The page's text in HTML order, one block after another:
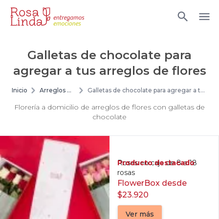
Galletas de chocolate para
agregar a tus arreglos de flores
Inicio
Arreglos de
Galletas de chocolate para agregar a tus
Florería a domicilio de arreglos de flores con galletas de
chocolate
Producto destacado
Rosas en caja de 8 a 18
rosas
FlowerBox desde
$23.920
Ver más